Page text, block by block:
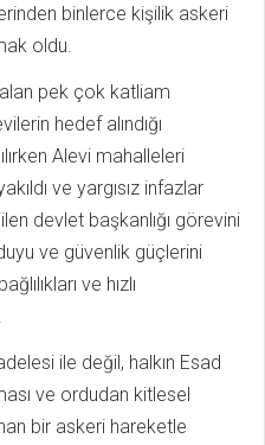
binlerce kişilik askeri
oldu.
pek çok katliam
hedef alındığı
Alevi mahalleleri
ve yargısız infazlar
devlet başkanlığı görevini
ve güvenlik güçlerini
ve hızlı
ile değil, halkın Esad
ve ordudan kitlesel
bir askeri hareketle